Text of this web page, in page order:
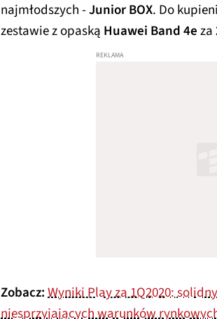
najmłodszych -Junior BOX. Do
zestawie z opaską Huawei Band 4eza
Zobacz:Wyniki Play za 1Q2020:
niesprzyjających warunków